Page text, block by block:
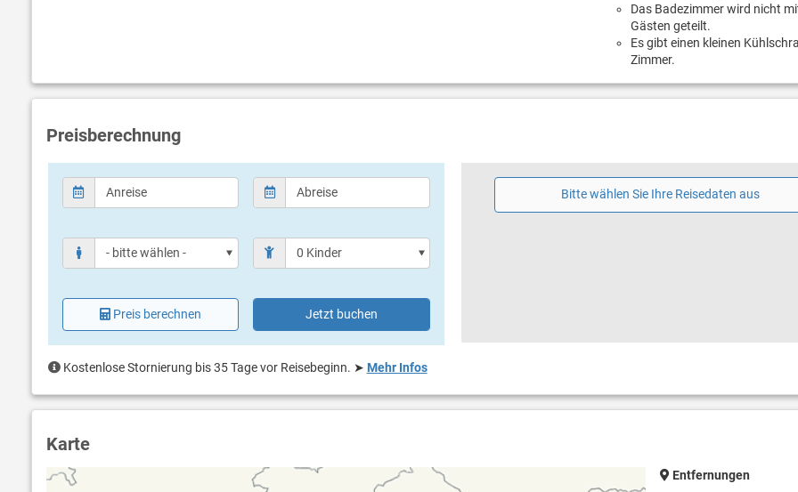
Das Badezimmer wird nicht
Gästen geteilt.
Es gibt einen kleinen
Zimmer.
Preisberechnung
Preis berechnen Jetzt buchen
Kostenlose Stornierung bis 35 Tage vor Reisebeginn. ➤ Mehr Infos
Bitte wählen Sie Ihre Reisedaten aus
Karte
Entfernungen